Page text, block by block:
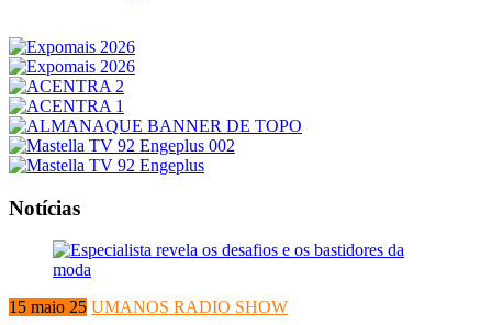
Notícias
15 maio 25 UMANOS RADIO SHOW